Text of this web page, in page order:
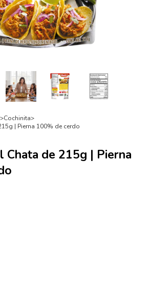
>Cochinita>
| Pierna 100% de cerdo
Chata de 215g | Pierna